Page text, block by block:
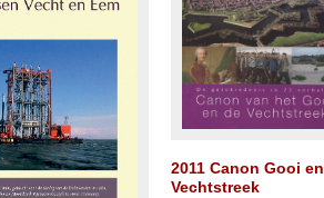
2011 Canon Gooi en
Vechtstreek